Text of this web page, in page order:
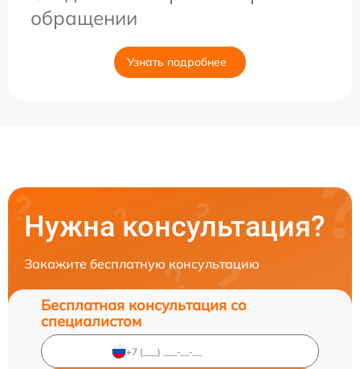
обращении
Узнать подробнее
Нужна консультация?
Закажите бесплатную консультацию
Бесплатная консультация со
специалистом